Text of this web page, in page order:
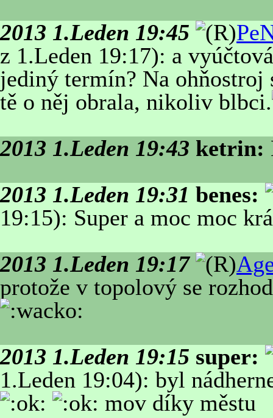
2013 1.Leden 19:45
z 1.Leden 19:17): a
jediný termín? Na
tě o něj obrala, nikoliv blbci.
2013 1.Leden 19:43 ketrin:
2013 1.Leden 19:31 benes:
19:15): Super a moc moc
2013 1.Leden 19:17
protože v topolový se
2013 1.Leden 19:15 super:
1.Leden 19:04): byl
mov díky městu